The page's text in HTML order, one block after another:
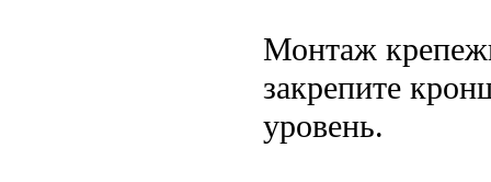
Монтаж
закрепите
уровень.